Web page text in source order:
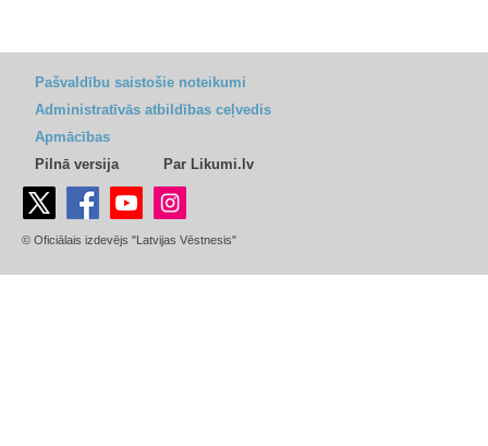
Pašvaldību saistošie noteikumi
Administratīvās atbildības ceļvedis
Apmācības
Pilnā versija
Par Likumi.lv
© Oficiālais izdevējs "Latvijas Vēstnesis"